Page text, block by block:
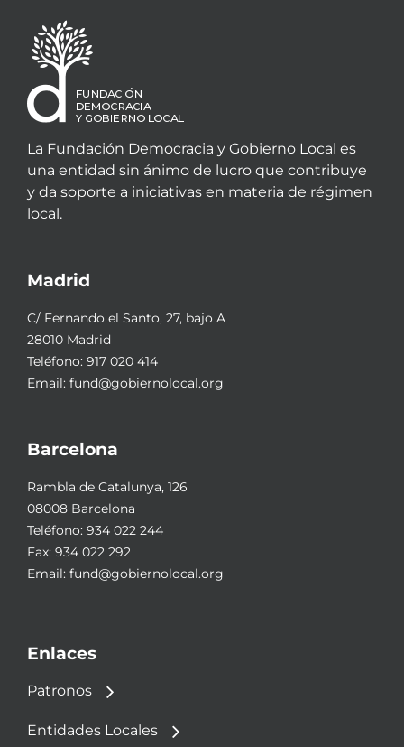
La Fundación Democracia y Gobierno Local es
una entidad sin ánimo de lucro que contribuye
y da soporte a iniciativas en materia de régimen
local.
Madrid
C/ Fernando el Santo, 27, bajo A
28010 Madrid
Teléfono: 917 020 414
Email: fund@gobiernolocal.org
Barcelona
Rambla de Catalunya, 126
08008 Barcelona
Teléfono: 934 022 244
Fax: 934 022 292
Email: fund@gobiernolocal.org
Enlaces
Patronos
Entidades Locales